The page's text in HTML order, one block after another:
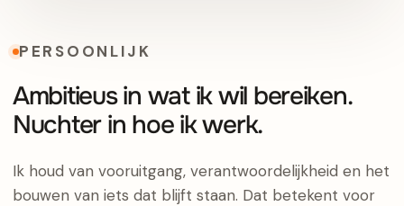
PERSOONLIJK
Ambitieus in wat ik wil bereiken.
Nuchter in hoe ik werk.
Ik houd van vooruitgang, verantwoordelijkheid en het
bouwen van iets dat blijft staan. Dat betekent voor